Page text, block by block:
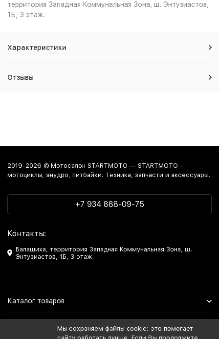
территория Западная Коммунальная Зона, ш. Энтузиастов,
1Б, 3 этаж.
Характеристики
Отзывы
2019-2026 © Мотосалон STARTMOTO — STARTMOTO -
мотоциклы, энудро, питбайки. Техника, запчасти и аксессуары.
+7 934 888-09-75
Контакты:
Балашиха, территория Западная Коммунальная Зона, ш.
Энтузиастов, 1Б, 3 этаж
Каталог товаров
Мы сохраняем файлы cookie: это помогает